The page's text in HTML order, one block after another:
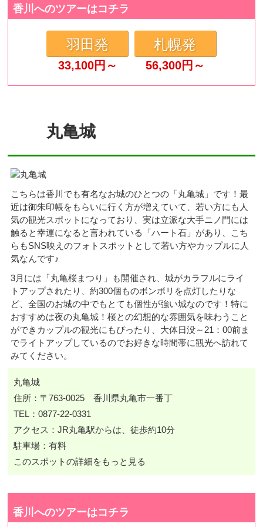
香川へのツアーはコチラ
羽田発
33,100円～
札幌発
56,300円～
丸亀城
こちらは香川でも有名なお城のひとつの「丸亀城」です！最
近は御朱印帳をもらいに行く方が増えていて、若い方にも人
気の観光スポットになっており、実は立派な大手ニノ門には
触ると幸運になると言われている「ハート石」があり、こち
らもSNS映えのフォトスポットとして若い方やカップルに人
気なんです♪
3月には「丸亀桜まつり」も開催され、城がカラフルにライ
トアップされたり、約300個ものボンボリを点灯したりな
ど、全国のお城の中でもとても個性が強い城なのです！特に
おすすめは夜の丸亀城！桜との幻想的な雰囲気を味わうこと
ができカップルの観光にもぴったり、大体日没～21：00前ま
でライトアップしているのでお好きな時間帯に観光へ訪れて
みてください。
丸亀城
住所：〒763-0025 香川県丸亀市一番丁
TEL：0877-22-0331
アクセス：JR丸亀駅からは、徒歩約10分
駐車場：有料
このスポットの詳細をもっと見る
香川へのツアーはコチラ